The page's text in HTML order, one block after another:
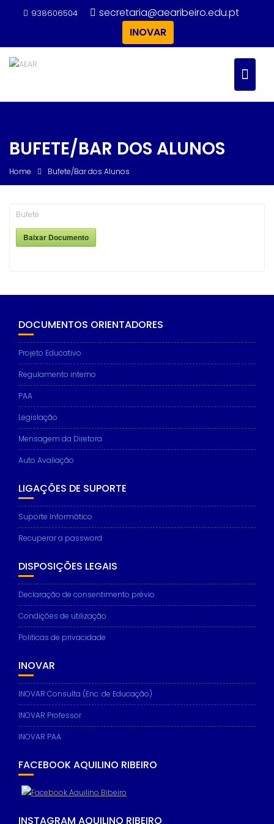
938606504
secretaria@aearibeiro.edu.pt
INOVAR
BUFETE/BAR DOS ALUNOS
Home Bufete/Bar dos Alunos
Bufete
Baixar Documento
DOCUMENTOS ORIENTADORES
Projeto Educativo
Regulamento interno
PAA
Legislação
Mensagem da Diretora
Auto Avaliação
LIGAÇÕES DE SUPORTE
Suporte Informático
Recuperar a password
DISPOSIÇÕES LEGAIS
Declaração de consentimento prévio
Condições de utilização
Politicas de privacidade
INOVAR
INOVAR Consulta (Enc. de Educação)
INOVAR Professor
INOVAR PAA
FACEBOOK AQUILINO RIBEIRO
INSTAGRAM AQUILINO RIBEIRO